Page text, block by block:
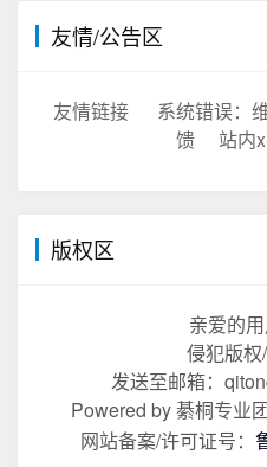
友情/公告区
友情链接 系统错误：
馈
站内
版权区
亲爱的
侵犯版
发送至邮箱：
Powered by 綦桐专业
网站备案/许可证号：